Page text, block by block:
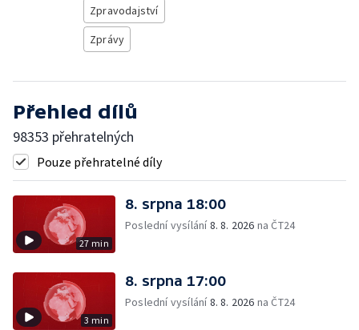
Zpravodajství
Zprávy
Přehled dílů
98353 přehratelných
Pouze přehratelné díly
27 min
8. srpna 18:00
Poslední vysílání8. 8. 2026 na ČT24
3 min
8. srpna 17:00
Poslední vysílání8. 8. 2026 na ČT24